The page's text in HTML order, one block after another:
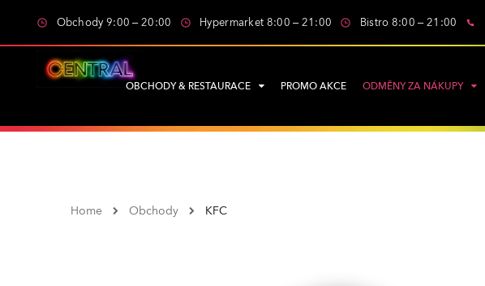
Obchody 9:00 – 20:00 Hypermarket 8:00 – 21:00 Bistro 8:00 – 21:00
OBCHODY & RESTAURACE PROMO AKCE ODMĚNY ZA NÁKUPY
Home Obchody KFC